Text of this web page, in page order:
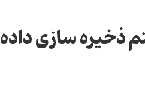
ذخیره سازی داده